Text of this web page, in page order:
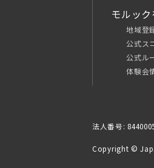
モルッ
地域登
公式ス
公式ル
体験会
法人番号:
Copyright ©